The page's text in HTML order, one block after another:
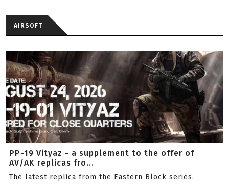
AIRSOFT
PP-19 Vityaz - a supplement to the offer of
AV/AK replicas fro...
The latest replica from the Eastern Block series.